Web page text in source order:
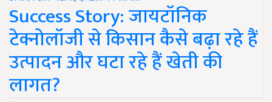
Success Story: जायटॉनिक
टेक्नोलॉजी से किसान कैसे बढ़ा रहे हैं
उत्पादन और घटा रहे हैं खेती की
लागत?